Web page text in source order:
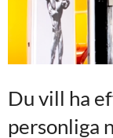
Du vill ha
personliga